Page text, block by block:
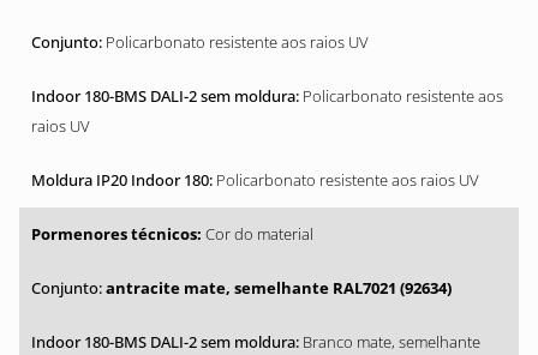
Policarbonato resistente aos raios UV
Policarbonato resistente aos
raios UV
Policarbonato resistente aos raios UV
Cor do material
antracite mate, semelhante RAL7021 (92634)
Branco mate, semelhante